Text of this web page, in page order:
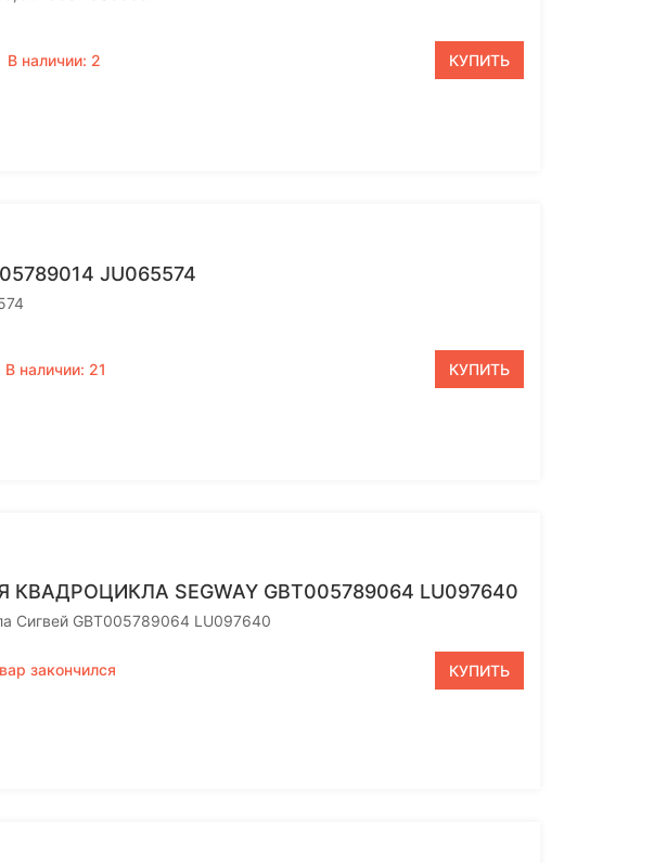
В наличии: 2 КУПИТЬ
JU065574
В наличии: 21 КУПИТЬ
КВАДРОЦИКЛА SEGWAY GBT005789064 LU097640
Сигвей GBT005789064 LU097640
закончился КУПИТЬ